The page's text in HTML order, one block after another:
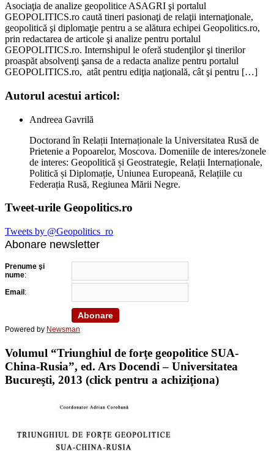
Asociaţia de analize geopolitice ASAGRI şi portalul
GEOPOLITICS.ro caută tineri pasionaţi de relaţii internaţionale,
geopolitică şi diplomaţie pentru a se alătura echipei Geopolitics.ro,
prin redactarea de articole şi analize pentru portalul
GEOPOLITICS.ro. Internshipul le oferă studenţilor şi tinerilor
proaspăt absolvenţi şansa de a redacta analize pentru portalul
GEOPOLITICS.ro, atât pentru ediţia naţională, cât şi pentru […]
Autorul acestui articol:
Andreea Gavrilă
Doctorand în Relații Internaționale la Universitatea Rusă de
Prietenie a Popoarelor, Moscova. Domeniile de interes/zonele
de interes: Geopolitică și Geostrategie, Relații Internaționale,
Politică și Diplomație, Uniunea Europeană, Relațiile cu
Federația Rusă, Regiunea Mării Negre.
Tweet-urile Geopolitics.ro
Tweets by @Geopolitics_ro
Abonare newsletter
Prenume şi
nume:
Email :
Powered by Newsman
Volumul “Triunghiul de forţe geopolitice SUA-
China-Rusia”, ed. Ars Docendi – Universitatea
Bucureşti, 2013 (click pentru a achiziţiona)